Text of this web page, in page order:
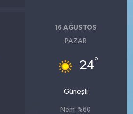
16 AĞUSTOS
PAZAR
24°
Güneşli
Nem: %60